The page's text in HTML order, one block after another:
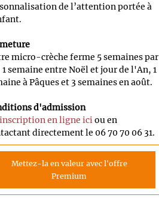
de l’attention portée à
micro-crèche ferme 5 semaines par
1 semaine entre Noël et jour de l'An, 1
à Pâques et 3 semaines en août.
d'admission
en ligne iciou en
directement le 06 70 70 06 31.
Mettez-la en valeur avec l'offre
Premium